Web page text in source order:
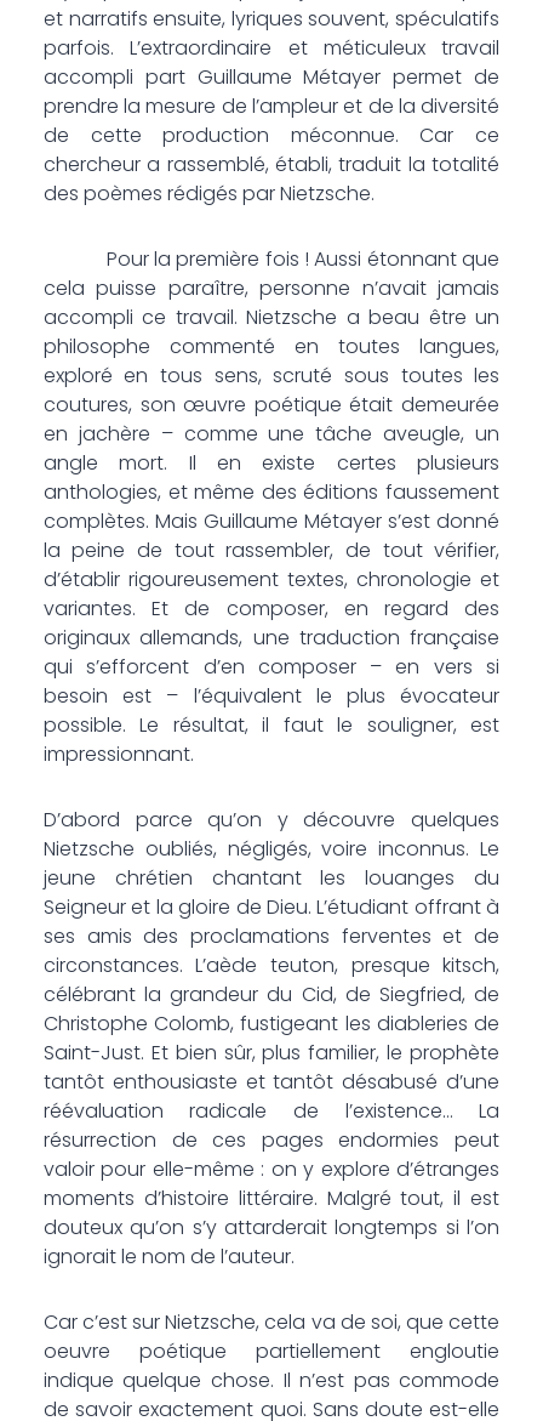
et narratifs ensuite, lyriques souvent, spéculatifs
parfois. L’extraordinaire et méticuleux travail
accompli part Guillaume Métayer permet de
prendre la mesure de l’ampleur et de la diversité
de cette production méconnue. Car ce
chercheur a rassemblé, établi, traduit la totalité
des poèmes rédigés par Nietzsche.
Pour la première fois ! Aussi étonnant que
cela puisse paraître, personne n’avait jamais
accompli ce travail. Nietzsche a beau être un
philosophe commenté en toutes langues,
exploré en tous sens, scruté sous toutes les
coutures, son œuvre poétique était demeurée
en jachère – comme une tâche aveugle, un
angle mort. Il en existe certes plusieurs
anthologies, et même des éditions faussement
complètes. Mais Guillaume Métayer s’est donné
la peine de tout rassembler, de tout vérifier,
d’établir rigoureusement textes, chronologie et
variantes. Et de composer, en regard des
originaux allemands, une traduction française
qui s’efforcent d’en composer – en vers si
besoin est – l’équivalent le plus évocateur
possible. Le résultat, il faut le souligner, est
impressionnant.
D’abord parce qu’on y découvre quelques
Nietzsche oubliés, négligés, voire inconnus. Le
jeune chrétien chantant les louanges du
Seigneur et la gloire de Dieu. L’étudiant offrant à
ses amis des proclamations ferventes et de
circonstances. L’aède teuton, presque kitsch,
célébrant la grandeur du Cid, de Siegfried, de
Christophe Colomb, fustigeant les diableries de
Saint-Just. Et bien sûr, plus familier, le prophète
tantôt enthousiaste et tantôt désabusé d’une
réévaluation radicale de l’existence… La
résurrection de ces pages endormies peut
valoir pour elle-même : on y explore d’étranges
moments d’histoire littéraire. Malgré tout, il est
douteux qu’on s’y attarderait longtemps si l’on
ignorait le nom de l’auteur.
Car c’est sur Nietzsche, cela va de soi, que cette
oeuvre poétique partiellement engloutie
indique quelque chose. Il n’est pas commode
de savoir exactement quoi. Sans doute est-elle